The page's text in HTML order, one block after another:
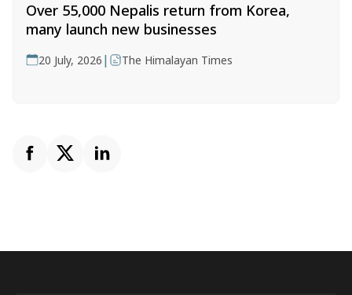
Over 55,000 Nepalis return from Korea,
many launch new businesses
20 July, 2026 | The Himalayan Times